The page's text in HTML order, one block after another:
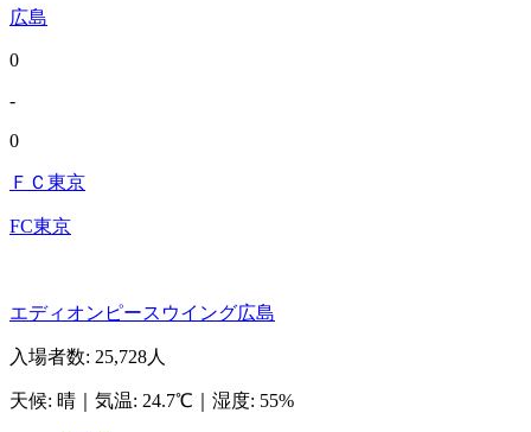
広島
0
-
0
ＦＣ東京
FC東京
エディオンピースウイング広島
入場者数: 25,728人
天候: 晴 気温: 24.7℃ 湿度: 55%